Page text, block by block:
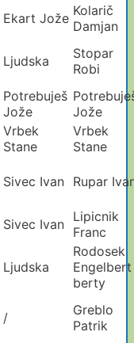
Ekart Jože Kolarič
Damjan
Ljudska
Stopar
Robi
Potrebuješ
Jože
Jože
Vrbek
Stane
Vrbek
Stane
Sivec Ivan Rupar
Sivec Ivan Lipicnik
Franc
Ljudska
Rodosek
Engelbert
berty
/
Greblo
Patrik